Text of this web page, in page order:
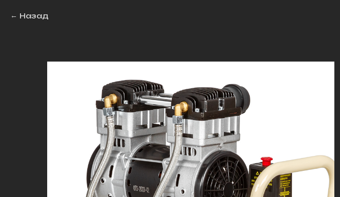
Назад